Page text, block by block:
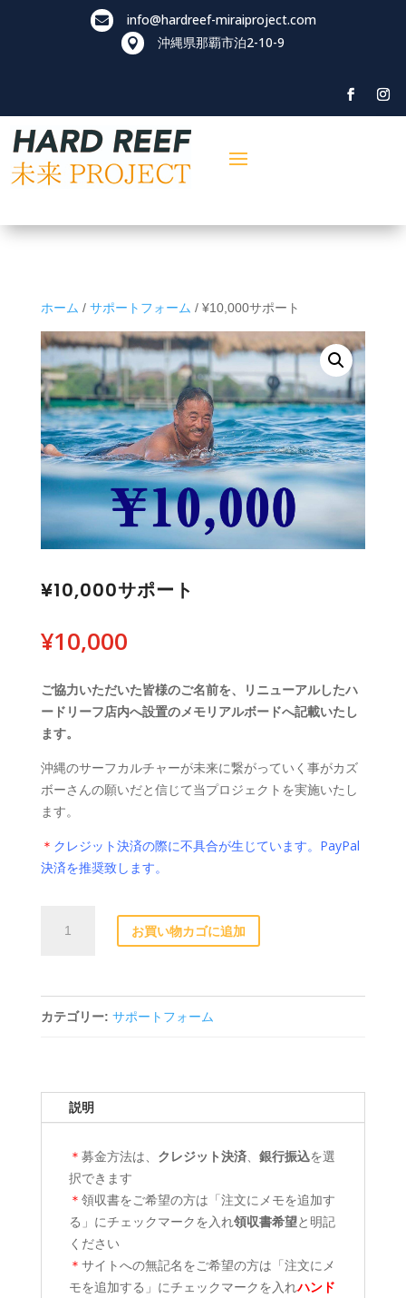
 info@hardreef-miraiproject.com
 沖縄県那覇市泊2-10-9
ホーム / サポートフォーム / ¥10,000サポート
¥10,000サポート
¥10,000
ご協力いただいた皆様のご名前を、リニューアルしたハ
ードリーフ店内へ設置のメモリアルボードへ記載いたし
ます。
沖縄のサーフカルチャーが未来に繋がっていく事がカズ
ボーさんの願いだと信じて当プロジェクトを実施いたし
ます。
＊ クレジット決済の際に不具合が生じています。PayPal
決済を推奨致します。
ト
個
お買い物カゴに追加
カテゴリー: サポートフォーム
説明
＊ 募金方法は、 クレジット決済、 銀行振込を選
択できます
＊ 領収書をご希望の方は「注文にメモを追加す
る」にチェックマークを入れ領収書希望と明記
ください
＊ サイトへの無記名をご希望の方は「注文にメ
モを追加する」にチェックマークを入れハンド